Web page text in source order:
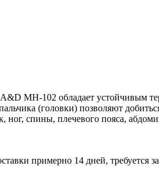
MH-102 обладает устойчивым
(головки) позволяют
ног, спины, плечевого пояса,
примерно 14 дней, требуется